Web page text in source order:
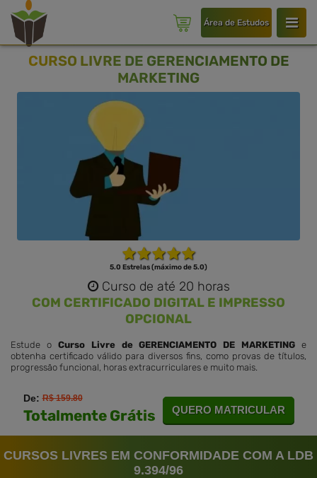
Área de Estudos
CURSO LIVRE DE GERENCIAMENTO DE
MARKETING
5.0 Estrelas (máximo de 5.0)
Curso de até 20 horas
COM CERTIFICADO DIGITAL E IMPRESSO
OPCIONAL
Estude o Curso Livre de GERENCIAMENTO DE MARKETING e
obtenha certificado válido para diversos fins, como provas de títulos,
progressão funcional, horas extracurriculares e muito mais.
De:R$ 159.80
Totalmente Grátis QUERO MATRICULAR
CURSOS LIVRES EM CONFORMIDADE COM A LDB
9.394/96